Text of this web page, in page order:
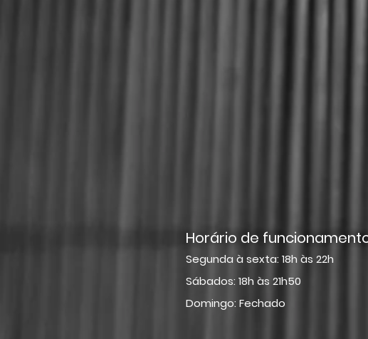
Horário de
Segunda à sexta: 18h às 22h
Sábados: 18h às 21h50
Domingo: Fechado